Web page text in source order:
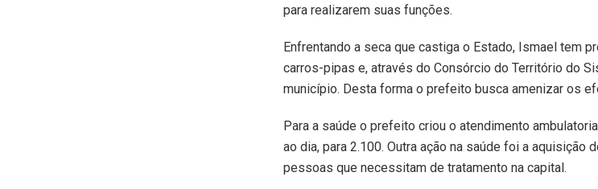
para realizarem suas funções.
Enfrentando a seca que castiga o Estado, Ismael tem
carros-pipas e, através do Consórcio do Território do
município. Desta forma o prefeito busca amenizar os
Para a saúde o prefeito criou o atendimento
ao dia, para 2.100. Outra ação na saúde foi a aquisição
pessoas que necessitam de tratamento na capital.